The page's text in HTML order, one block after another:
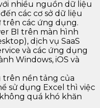
nhiều nguồn dữ liệu
các cơ sở dữ liệu
trên các ứng dụng.
BI trên màn hình
dịch vụ SaaS
và các ứng dụng
Windows, iOS và
trên nền tảng của
sử dụng Excel thì việc
quá khó khăn